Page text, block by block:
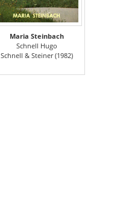
Maria Steinbach
Schnell Hugo
Schnell & Steiner (1982)